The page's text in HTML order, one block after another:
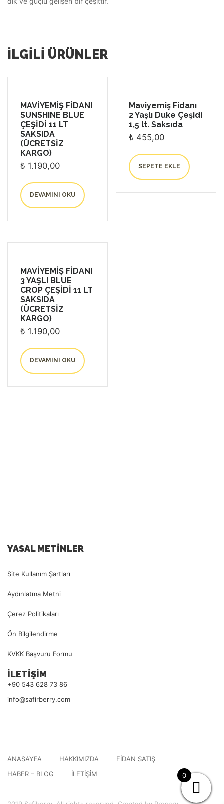
İLGILI ÜRÜNLER
MAVİYEMİŞ FİDANI
SUNSHINE BLUE
ÇEŞİDİ 11 LT
SAKSIDA
(ÜCRETSİZ
KARGO)
₺ 1.190,00
DEVAMINI OKU
Maviyemiş Fidanı
2 Yaşlı Duke Çeşidi
1,5 lt. Saksıda
₺ 455,00
SEPETE EKLE
MAVİYEMİŞ FİDANI
3 YAŞLI BLUE
CROP ÇEŞİDİ 11 LT
SAKSIDA
(ÜCRETSİZ
KARGO)
₺ 1.190,00
DEVAMINI OKU
YASAL METINLER
Site Kullanım Şartları
Aydınlatma Metni
Çerez Politikaları
Ön Bilgilendirme
KVKK Başvuru Formu
İLETİŞİM
+90 543 628 73 86
info@safirberry.com
ANASAYFA HAKKIMIZDA
FIDAN SATIŞ
HABER – BLOG
İLETIŞIM 0